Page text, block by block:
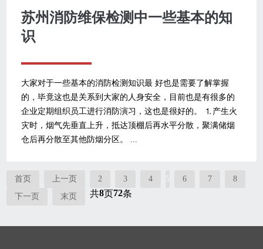
苏州消防维保检测中一些基本的知
识
大家对于一些基本的消防检测知识最 好也是需要了解掌握
的，毕竟这也是关系到大家的人身安全，目前也是有很多的
企业定期组织员工进行消防演习，这也是很好的。 ⒈产生火
灾时，烟气先垂直上升，抵达顶棚后再水平分散，聚满储烟
仓后再分散至其他防烟分区。 ...
首页 上一页 2 3 4 5 6 7
8
下一页
末页 共8页72条